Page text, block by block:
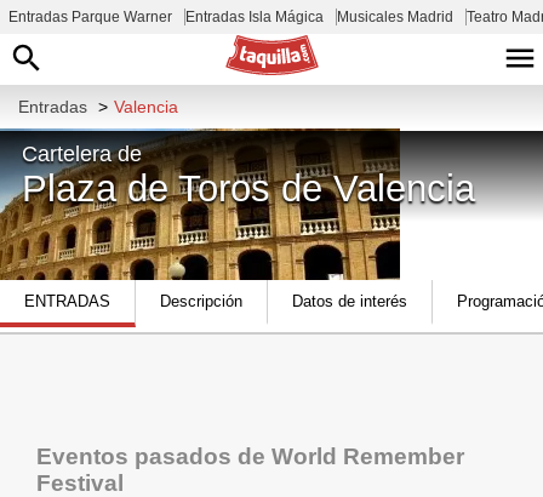
Entradas Parque Warner Entradas Isla Mágica Musicales Madrid Teatro
Entradas > Valencia
Cartelera de
Plaza de Toros de Valencia
C/ de Xàtiva, 28, L'Eixample, 46004
València, España
ENTRADAS Descripción Datos de interés
Eventos pasados de World Remember
Festival